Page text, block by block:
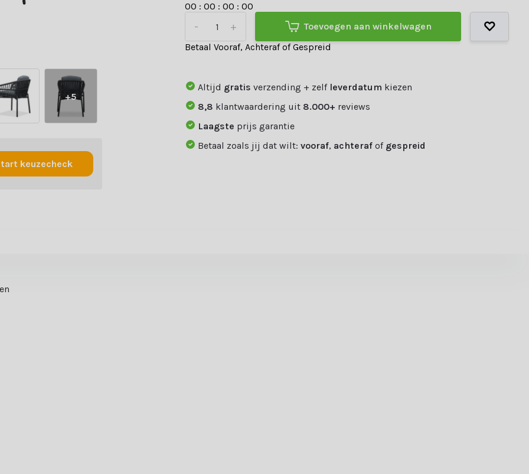
+5
keuzecheck
00 :00 :00 :00
+
-
Toevoegen aan winkelwagen
Betaal Vooraf, Achteraf of Gespreid
Altijd gratisverzending + zelf leverdatum kiezen
8,8 klantwaardering uit 8.000+ reviews
Laagste prijs garantie
Betaal zoals jij dat wilt:vooraf, achteraf of gespreid